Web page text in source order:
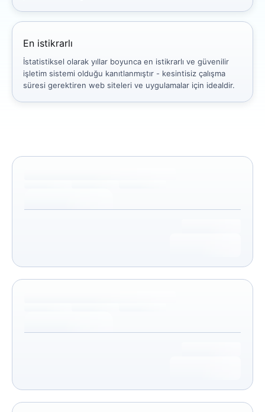
En istikrarlı
İstatistiksel olarak yıllar boyunca en istikrarlı ve güvenilir
işletim sistemi olduğu kanıtlanmıştır - kesintisiz çalışma
süresi gerektiren web siteleri ve uygulamalar için idealdir.